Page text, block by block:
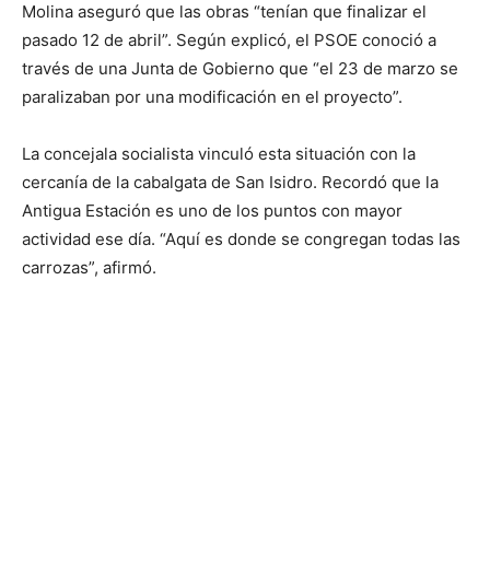
Molina aseguró que las obras “tenían que finalizar el
pasado 12 de abril”. Según explicó, el PSOE conoció a
través de una Junta de Gobierno que “el 23 de marzo se
paralizaban por una modificación en el proyecto”.
La concejala socialista vinculó esta situación con la
cercanía de la cabalgata de San Isidro. Recordó que la
Antigua Estación es uno de los puntos con mayor
actividad ese día. “Aquí es donde se congregan todas las
carrozas”, afirmó.